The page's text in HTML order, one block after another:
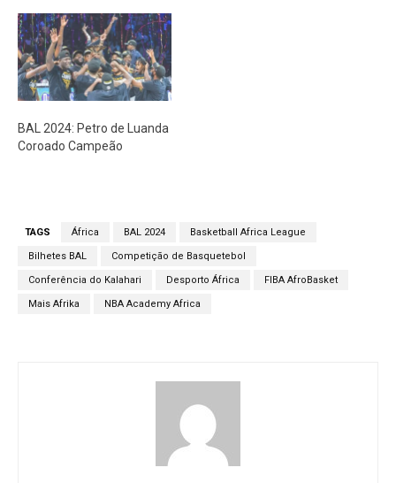
BAL 2024: Petro de Luanda
Coroado Campeão
TAGS África BAL 2024 Basketball Africa League
Bilhetes BAL Competição de Basquetebol
Conferência do Kalahari Desporto África FIBA AfroBasket
Mais Afrika NBA Academy Africa